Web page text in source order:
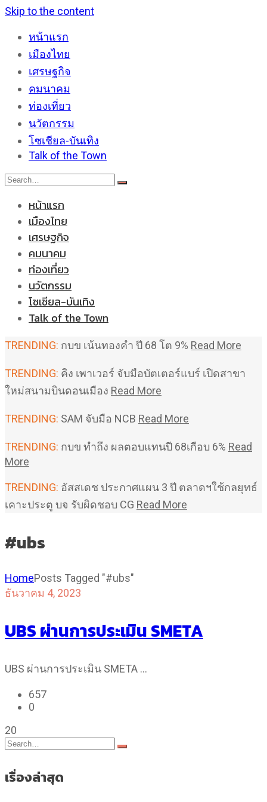
Skip to the content
หน้าแรก
เมืองไทย
เศรษฐกิจ
คมนาคม
ท่องเที่ยว
นวัตกรรม
โซเชียล-บันเทิง
Talk of the Town
หน้าแรก
เมืองไทย
เศรษฐกิจ
คมนาคม
ท่องเที่ยว
นวัตกรรม
โซเชียล-บันเทิง
Talk of the Town
TRENDING: กบข เน้นทองคำ ปี 68 โต 9% Read More
TRENDING: คิง เพาเวอร์ จับมือบัตเตอร์แบร์ เปิดสาขา
ใหม่สนามบินดอนเมือง Read More
TRENDING: SAM จับมือ NCB Read More
TRENDING: กบข ทำถึง ผลตอบแทนปี 68เกือบ 6% Read
More
TRENDING: อัสสเดช ประกาศแผน 3 ปี ตลาดฯใช้กลยุทธ์
เคาะประตู บจ รับผิดชอบ CG Read More
#ubs
HomePosts Tagged "#ubs"
ธันวาคม 4, 2023
UBS ผ่านการประเมิน SMETA
UBS ผ่านการประเมิน SMETA …
657
0
20
เรื่องล่าสุด